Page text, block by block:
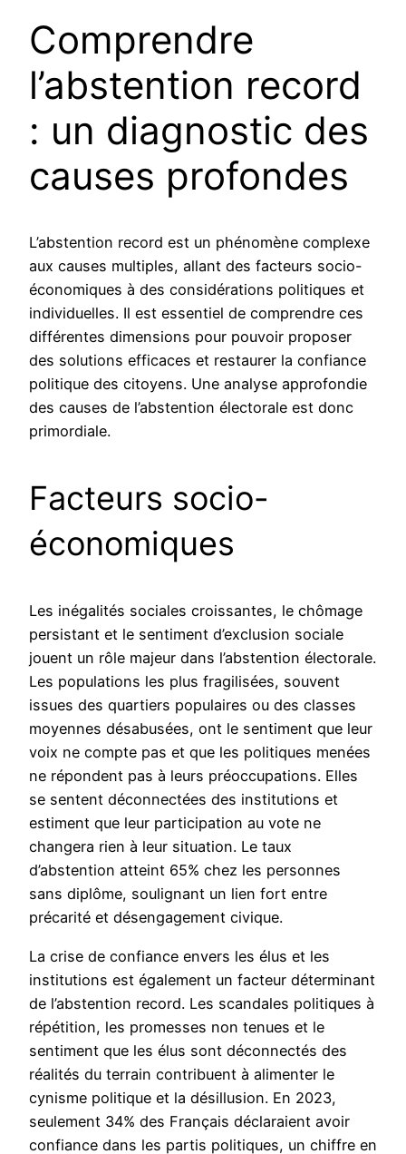
Comprendre
l’abstention record
: un diagnostic des
causes profondes
L’abstention record est un phénomène complexe
aux causes multiples, allant des facteurs socio-
économiques à des considérations politiques et
individuelles. Il est essentiel de comprendre ces
différentes dimensions pour pouvoir proposer
des solutions efficaces et restaurer la confiance
politique des citoyens. Une analyse approfondie
des causes de l’abstention électorale est donc
primordiale.
Facteurs socio-
économiques
Les inégalités sociales croissantes, le chômage
persistant et le sentiment d’exclusion sociale
jouent un rôle majeur dans l’abstention électorale.
Les populations les plus fragilisées, souvent
issues des quartiers populaires ou des classes
moyennes désabusées, ont le sentiment que leur
voix ne compte pas et que les politiques menées
ne répondent pas à leurs préoccupations. Elles
se sentent déconnectées des institutions et
estiment que leur participation au vote ne
changera rien à leur situation. Le taux
d’abstention atteint 65% chez les personnes
sans diplôme, soulignant un lien fort entre
précarité et désengagement civique.
La crise de confiance envers les élus et les
institutions est également un facteur déterminant
de l’abstention record. Les scandales politiques à
répétition, les promesses non tenues et le
sentiment que les élus sont déconnectés des
réalités du terrain contribuent à alimenter le
cynisme politique et la désillusion. En 2023,
seulement 34% des Français déclaraient avoir
confiance dans les partis politiques, un chiffre en